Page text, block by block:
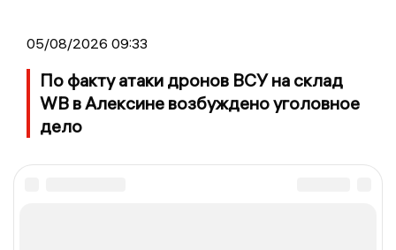
05/08/2026 09:33
По факту атаки дронов ВСУ на склад
WB в Алексине возбуждено уголовное
дело